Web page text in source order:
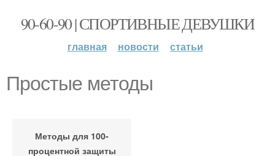
90-60-90 | СПОРТИВНЫЕ ДЕВУШКИ
главная новости статьи
Простые методы
Методы для 100-
процентной защиты